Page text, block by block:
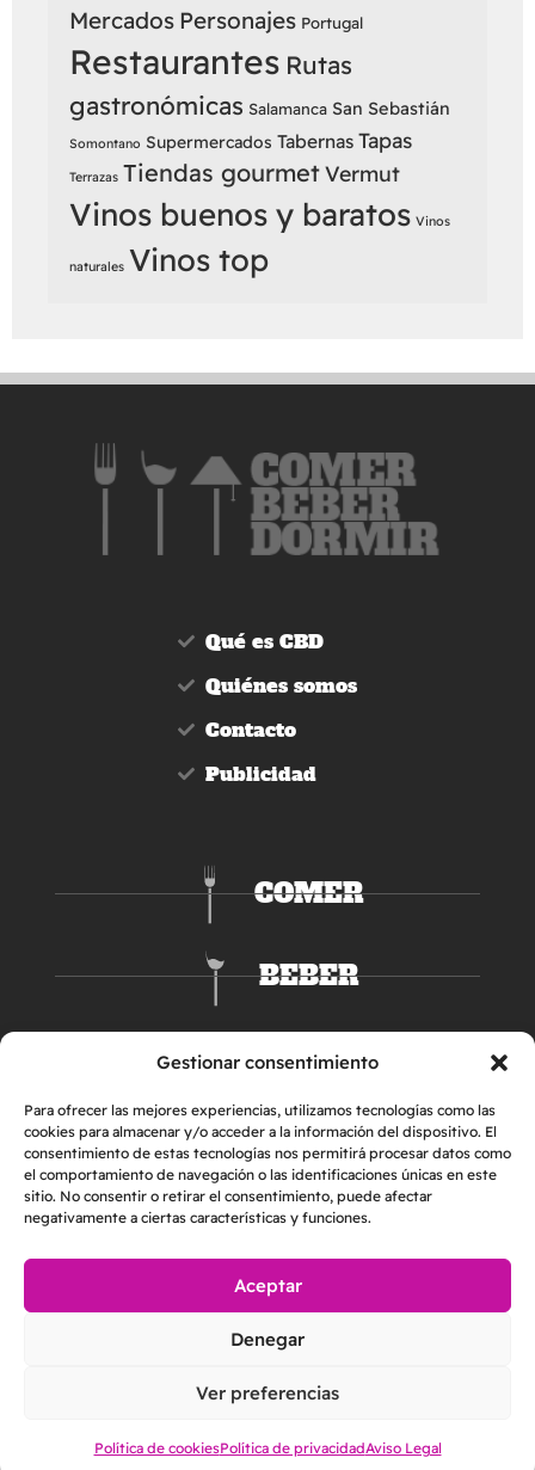
Gestionar consentimiento
Para ofrecer las mejores experiencias, utilizamos tecnologías como las
cookies para almacenar y/o acceder a la información del dispositivo. El
consentimiento de estas tecnologías nos permitirá procesar datos como
el comportamiento de navegación o las identificaciones únicas en este
sitio. No consentir o retirar el consentimiento, puede afectar
negativamente a ciertas características y funciones.
Aceptar
Denegar
Ver preferencias
Política de cookiesPolítica de privacidadAviso Legal
Mercados Personajes Portugal
Restaurantes Rutas
gastronómicas Salamanca San Sebastián
Somontano Supermercados Tabernas Tapas
Terrazas Tiendas gourmetVermut
Vinos buenos y baratos Vinos
naturales Vinos top
Qué es CBD
Quiénes somos
Contacto
Publicidad
COMER
BEBER
DORMIR
2026 © Helper & Friends S.L. | Todos los derechos reservados